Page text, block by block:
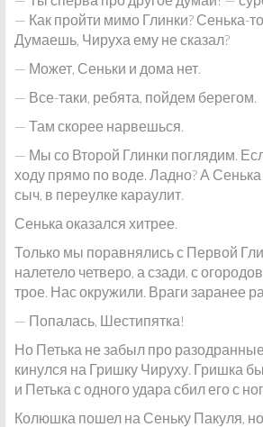
— Как пройти мимо Глинки? Сенька-
Думаешь, Чируха ему не сказал?
— Может, Сеньки и дома нет.
— Все-таки, ребята, пойдем берегом.
— Там скорее нарвешься.
— Мы со Второй Глинки поглядим.
ходу прямо по воде. Ладно? А Сенька
сыч, в переулке караулит.
Сенька оказался хитрее.
Только мы поравнялись с Первой
налетело четверо, а сзади, с
трое. Нас окружили. Враги заранее
— Попалась, Шестипятка!
Но Петька не забыл про
кинулся на Гришку Чируху. Гришка
и Петька с одного удара сбил его с
Колюшка пошел на Сеньку Пакуля, но